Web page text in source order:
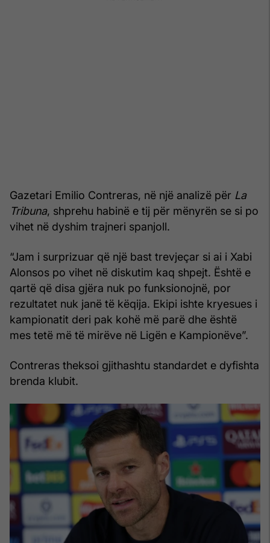
Gazetari Emilio Contreras, në një analizë për La
Tribuna, shprehu habinë e tij për mënyrën se si po
vihet në dyshim trajneri spanjoll.
“Jam i surprizuar që një bast trevjeçar si ai i Xabi
Alonsos po vihet në diskutim kaq shpejt. Është e
qartë që disa gjëra nuk po funksionojnë, por
rezultatet nuk janë të këqija. Ekipi ishte kryesues i
kampionatit deri pak kohë më parë dhe është
mes tetë më të mirëve në Ligën e Kampionëve”.
Contreras theksoi gjithashtu standardet e dyfishta
brenda klubit.